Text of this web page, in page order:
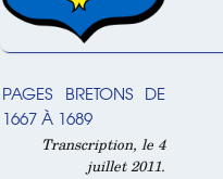
PAGES BRETONS DE
1667 À 1689
Transcription, le 4
juillet 2011.